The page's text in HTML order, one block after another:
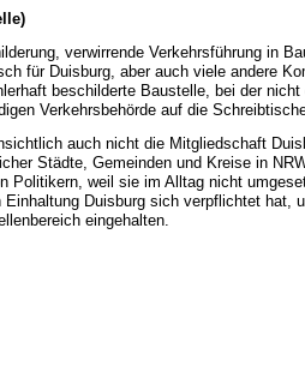
verwirrende Verkehrsführung in
für Duisburg, aber auch viele andere
beschilderte Baustelle, bei der
Verkehrsbehörde auf die
auch nicht die Mitgliedschaft
Städte, Gemeinden und Kreise in
Politikern, weil sie im Alltag nicht
Einhaltung Duisburg sich verpflichtet hat,
eingehalten.